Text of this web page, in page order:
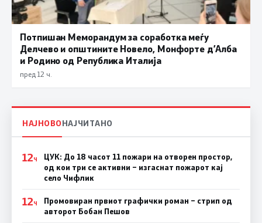
Потпишан Меморандум за соработка меѓу
Делчево и општините Новело, Монфорте д’Алба
и Родино од Република Италија
пред 12 ч.
НАЈНОВОНАЈЧИТАНО
12Ч
ЦУК: До 18 часот 11 пожари на отворен простор,
од кои три се активни – изгаснат пожарот кај
село Чифлик
12Ч
Промовиран првиот графички роман – стрип од
авторот Бобан Пешов